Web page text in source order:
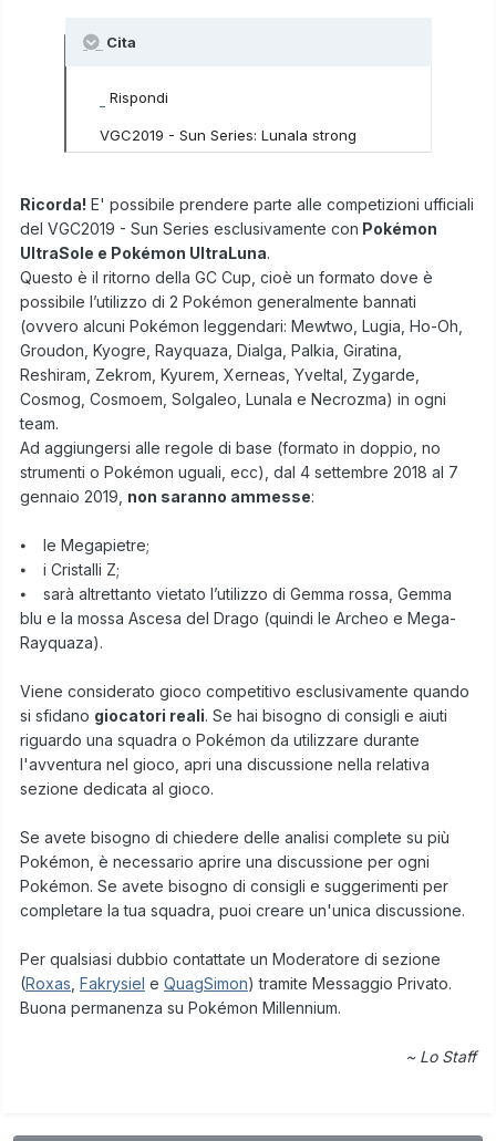
Cita
Rispondi
VGC2019 - Sun Series: Lunala strong
Ricorda! E' possibile prendere parte alle competizioni ufficiali
del VGC2019 - Sun Series esclusivamente con Pokémon
UltraSole e Pokémon UltraLuna.
Questo è il ritorno della GC Cup, cioè un formato dove è
possibile l’utilizzo di 2 Pokémon generalmente bannati
(ovvero alcuni Pokémon leggendari: Mewtwo, Lugia, Ho-Oh,
Groudon, Kyogre, Rayquaza, Dialga, Palkia, Giratina,
Reshiram, Zekrom, Kyurem, Xerneas, Yveltal, Zygarde,
Cosmog, Cosmoem, Solgaleo, Lunala e Necrozma) in ogni
team.
Ad aggiungersi alle regole di base (formato in doppio, no
strumenti o Pokémon uguali, ecc), dal 4 settembre 2018 al 7
gennaio 2019, non saranno ammesse:
⦁ le Megapietre;
⦁ i Cristalli Z;
⦁ sarà altrettanto vietato l’utilizzo di Gemma rossa, Gemma
blu e la mossa Ascesa del Drago (quindi le Archeo e Mega-
Rayquaza).
Viene considerato gioco competitivo esclusivamente quando
si sfidano giocatori reali. Se hai bisogno di consigli e aiuti
riguardo una squadra o Pokémon da utilizzare durante
l'avventura nel gioco, apri una discussione nella relativa
sezione dedicata al gioco.
Se avete bisogno di chiedere delle analisi complete su più
Pokémon, è necessario aprire una discussione per ogni
Pokémon. Se avete bisogno di consigli e suggerimenti per
completare la tua squadra, puoi creare un'unica discussione.
Per qualsiasi dubbio contattate un Moderatore di sezione
(Roxas Fakrysiel e QuagSimon) tramite Messaggio Privato.
Buona permanenza su Pokémon Millennium.
~ Lo Staff